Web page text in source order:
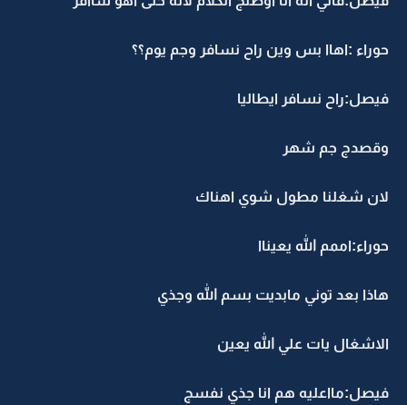
حوراء :اهاا بس وين راح نسافر وجم يوم؟؟
فيصل:راح نسافر ايطاليا
وقصدج جم شهر
لان شغلنا مطول شوي اهناك
حوراء:اممم الله يعيناا
هاذا بعد توني مابديت بسم الله وجذي
الاشغال يات علي الله يعين
فيصل:مااعليه هم انا جذي نفسج